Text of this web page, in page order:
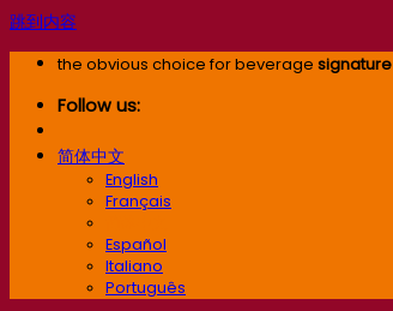
跳到内容
the obvious choice for beverage signature
Follow us:
简体中文
English
Français
Español
Italiano
Português